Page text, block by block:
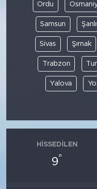
Ordu
Samsun
Sivas Şırnak
Trabzon
Yalova
HISSEDILEN
9°